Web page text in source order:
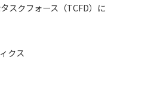
談
スクフォース（TCFD）に
クス